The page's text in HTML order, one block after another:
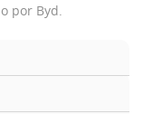
por Byd.